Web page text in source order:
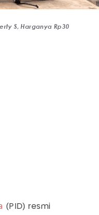
S, Harganya Rp30
(PID) resmi